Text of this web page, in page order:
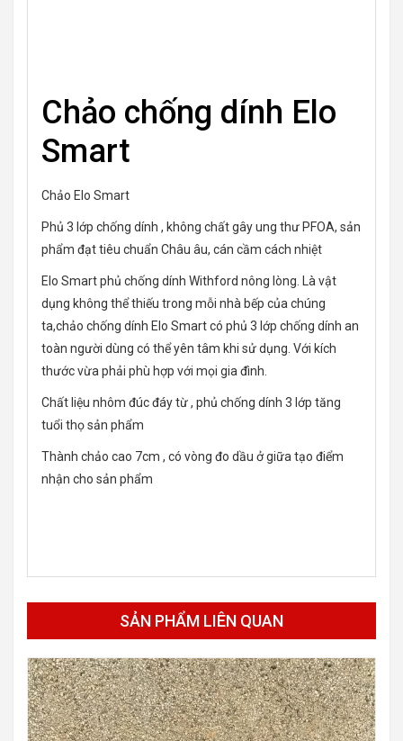
Chảo chống dính Elo
Smart
Chảo Elo Smart
Phủ 3 lớp chống dính , không chất gây ung thư PFOA, sản
phẩm đạt tiêu chuẩn Châu âu, cán cầm cách nhiệt
Elo Smart phủ chống dính Withford nông lòng. Là vật
dụng không thể thiếu trong mỗi nhà bếp của chúng
ta,chảo chống dính Elo Smart có phủ 3 lớp chống dính an
toàn người dùng có thể yên tâm khi sử dụng. Với kích
thước vừa phải phù hợp với mọi gia đình.
Chất liệu nhôm đúc đáy từ , phủ chống dính 3 lớp tăng
tuổi thọ sản phẩm
Thành chảo cao 7cm , có vòng đo dầu ở giữa tạo điểm
nhận cho sản phẩm
SẢN PHẨM LIÊN QUAN